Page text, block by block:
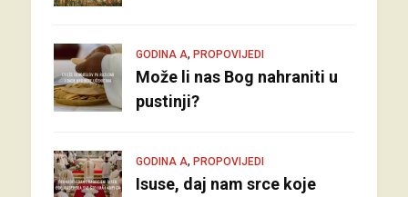
GODINA A, PROPOVIJEDI
Može li nas Bog nahraniti u
pustinji?
GODINA A, PROPOVIJEDI
Isuse, daj nam srce koje